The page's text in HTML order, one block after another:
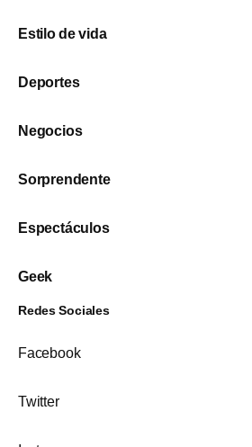
Estilo de vida
Deportes
Negocios
Sorprendente
Espectáculos
Geek
Redes Sociales
Facebook
Twitter